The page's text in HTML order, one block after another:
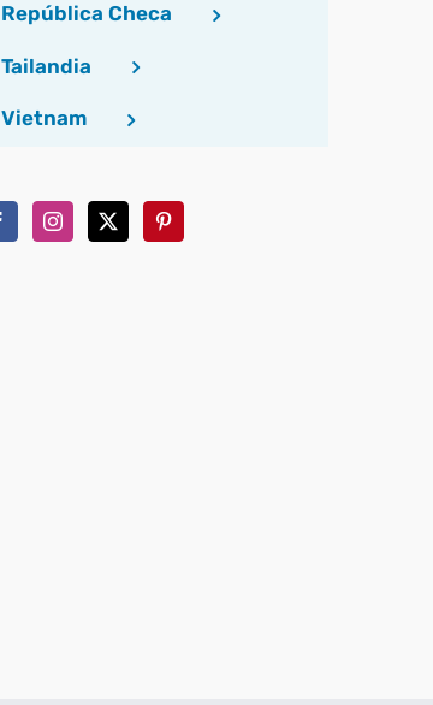
República Checa
Tailandia
Vietnam